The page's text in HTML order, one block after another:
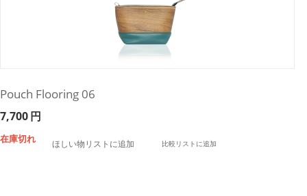
Pouch Flooring 06
7,700円
在庫切れ ほしい物リストに追加 比較リストに追加